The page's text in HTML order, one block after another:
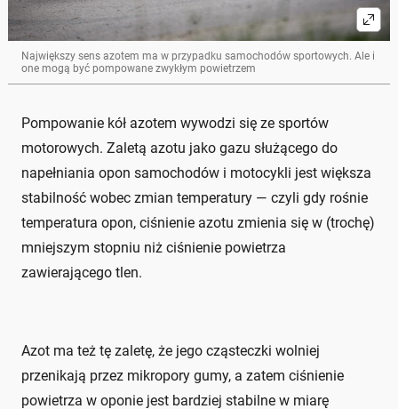
Największy sens azotem ma w przypadku samochodów sportowych. Ale i
one mogą być pompowane zwykłym powietrzem
Pompowanie kół azotem wywodzi się ze sportów
motorowych. Zaletą azotu jako gazu służącego do
napełniania opon samochodów i motocykli jest większa
stabilność wobec zmian temperatury — czyli gdy rośnie
temperatura opon, ciśnienie azotu zmienia się w (trochę)
mniejszym stopniu niż ciśnienie powietrza
zawierającego tlen.
Azot ma też tę zaletę, że jego cząsteczki wolniej
przenikają przez mikropory gumy, a zatem ciśnienie
powietrza w oponie jest bardziej stabilne w miarę